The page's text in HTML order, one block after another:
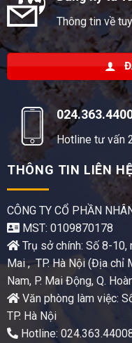
Thông tin về
Hotline tư vấn
THÔNG TIN LIÊN HỆ
CÔNG TY CỔ PHẦN
MST: 0109870178
Trụ sở chính: Số 8-10,
Mai , TP. Hà Nội (Địa chỉ
Nam, P. Mai Động, Q.
Văn phòng làm việc:
TP. Hà Nội
Hotline: